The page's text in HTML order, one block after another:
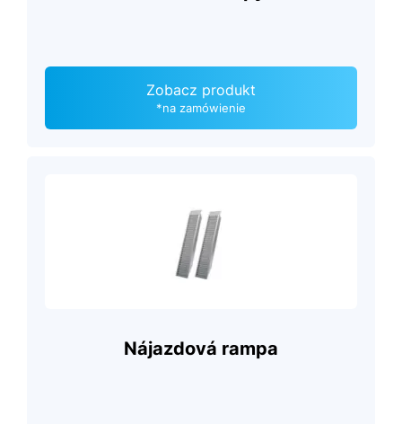
Zobacz produkt
*na zamówienie
Nájazdová rampa